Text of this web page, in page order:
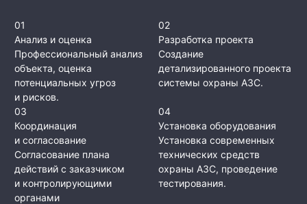
01
Анализ и оценка
Профессиональный анализ
объекта, оценка
потенциальных угроз
и рисков.
02
Разработка проекта
Создание
детализированного проекта
системы охраны АЗС.
03
Координация
и согласование
Согласование плана
действий с заказчиком
и контролирующими
органами
04
Установка оборудования
Установка современных
технических средств
охраны АЗС, проведение
тестирования.